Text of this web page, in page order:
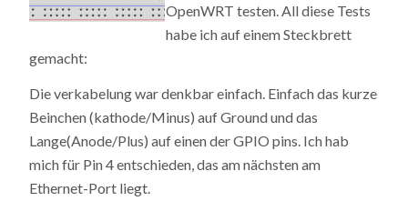
OpenWRT testen. All diese Tests
habe ich auf einem Steckbrett
gemacht:
Die verkabelung war denkbar einfach. Einfach das kurze
Beinchen (kathode/Minus) auf Ground und das
Lange(Anode/Plus) auf einen der GPIO pins. Ich hab
mich für Pin 4 entschieden, das am nächsten am
Ethernet-Port liegt.